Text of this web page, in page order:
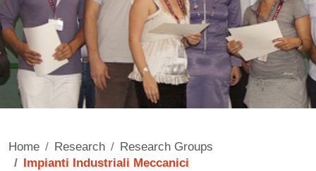
Home Research
Research Groups
Impianti Industriali Meccanici